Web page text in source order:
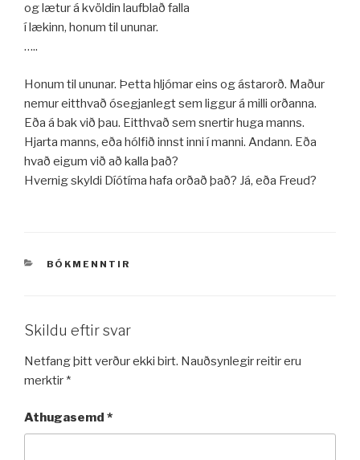
og lætur á kvöldin laufblað falla
í lækinn, honum til ununar.
…..
Honum til ununar. Þetta hljómar eins og ástarorð. Maður
nemur eitthvað ósegjanlegt sem liggur á milli orðanna.
Eða á bak við þau. Eitthvað sem snertir huga manns.
Hjarta manns, eða hólfið innst inni í manni. Andann. Eða
hvað eigum við að kalla það?
Hvernig skyldi Díótíma hafa orðað það? Já, eða Freud?
VÖRUFLOKKAR
BÓKMENNTIR
Skildu eftir svar
Netfang þitt verður ekki birt. Nauðsynlegir reitir eru
merktir *
Athugasemd *